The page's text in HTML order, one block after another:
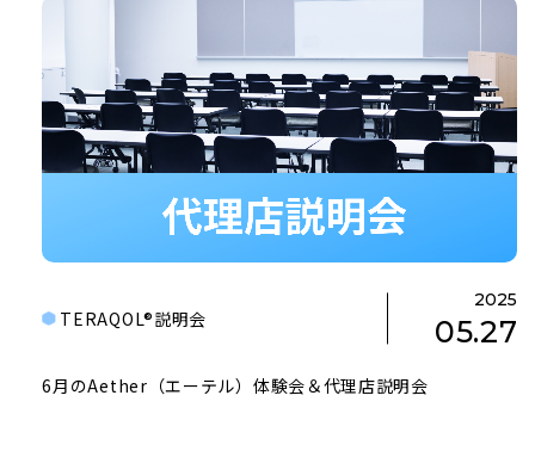
TERAQOL®説明会
2025
05.27
6月のAether（エーテル）体験会＆代理店説明会